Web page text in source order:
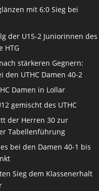
mit 6:0 Sieg bei
der U15-2 Juniorinnen des
HTG
stärkeren Gegnern:
den UTHC Damen 40-2
Damen in Lollar
gemischt des UTHC
der Herren 30 zur
Tabellenführung
bei den Damen 40-1 bis
Sieg dem Klassenerhalt